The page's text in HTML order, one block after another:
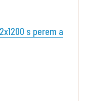
s perem a